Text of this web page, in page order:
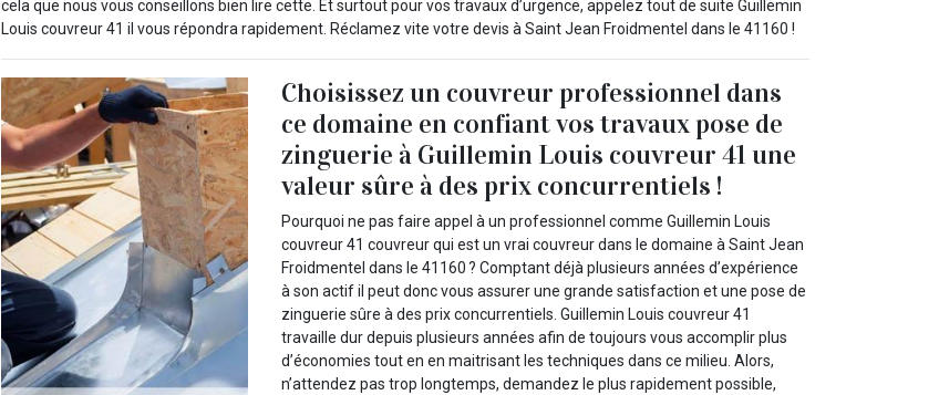
cela que nous vous conseillons bien lire cette. Et surtout pour vos travaux d’urgence, appelez tout de suite Guillemin
Louis couvreur 41 il vous répondra rapidement. Réclamez vite votre devis à Saint Jean Froidmentel dans le 41160 !
Choisissez un couvreur professionnel dans
ce domaine en confiant vos travaux pose de
zinguerie à Guillemin Louis couvreur 41 une
valeur sûre à des prix concurrentiels !
Pourquoi ne pas faire appel à un professionnel comme Guillemin Louis
couvreur 41 couvreur qui est un vrai couvreur dans le domaine à Saint Jean
Froidmentel dans le 41160 ? Comptant déjà plusieurs années d’expérience
à son actif il peut donc vous assurer une grande satisfaction et une pose de
zinguerie sûre à des prix concurrentiels. Guillemin Louis couvreur 41
travaille dur depuis plusieurs années afin de toujours vous accomplir plus
d’économies tout en en maitrisant les techniques dans ce milieu. Alors,
n’attendez pas trop longtemps, demandez le plus rapidement possible,